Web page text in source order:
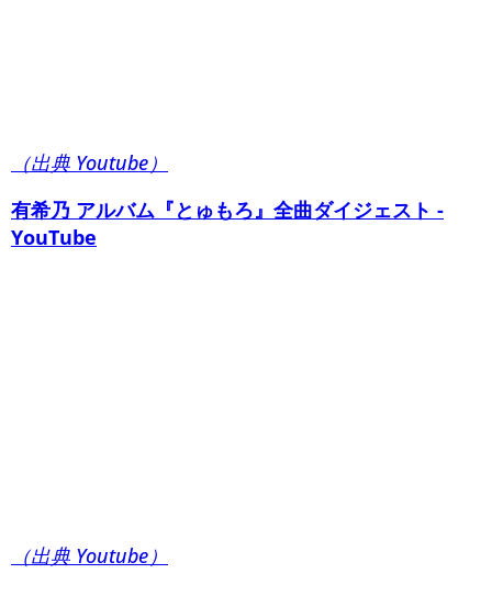
（出典 Youtube）
有希乃 アルバム『とゅもろ』全曲ダイジェスト -
YouTube
（出典 Youtube）